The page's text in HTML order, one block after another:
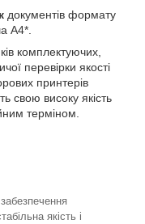
документів формату
А4*.
комплектуючих,
перевірки якості
принтерів
свою високу якість
терміном.
якість і